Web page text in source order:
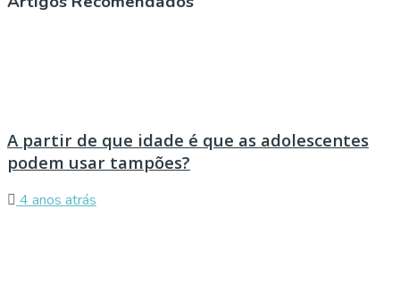
A partir de que idade é que as adolescentes
podem usar tampões?
4 anos atrás